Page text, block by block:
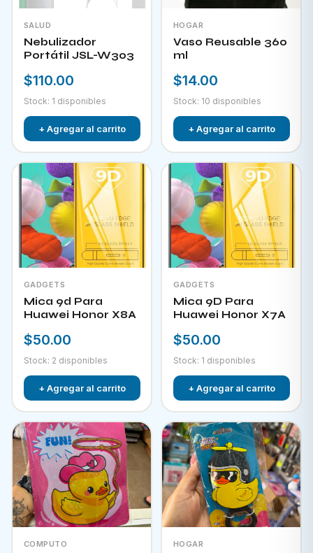
SALUD
Nebulizador
Portátil JSL-W303
$110.00
Stock: 1 disponibles
+ Agregar al carrito
HOGAR
Vaso Reusable 360
ml
$14.00
Stock: 10 disponibles
+ Agregar al carrito
GADGETS
Mica 9d Para
Huawei Honor X8A
$50.00
Stock: 2 disponibles
+ Agregar al carrito
GADGETS
Mica 9D Para
Huawei Honor X7A
$50.00
Stock: 1 disponibles
+ Agregar al carrito
COMPUTO HOGAR